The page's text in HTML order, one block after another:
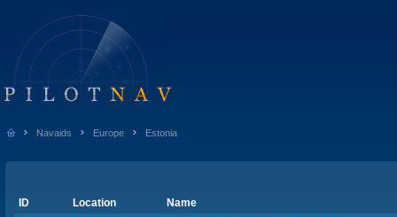
Navaids Europe Estonia
ID Location
Name